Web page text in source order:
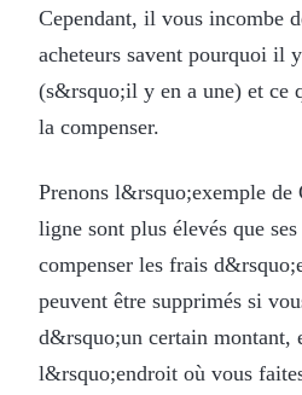
Cependant, il vous incombe
acheteurs savent pourquoi il
(s&rsquo;il y en a une) et ce
la compenser.
Prenons l&rsquo;exemple de
ligne sont plus élevés que
compenser les frais
peuvent être supprimés si
d&rsquo;un certain montant,
l&rsquo;endroit où vous